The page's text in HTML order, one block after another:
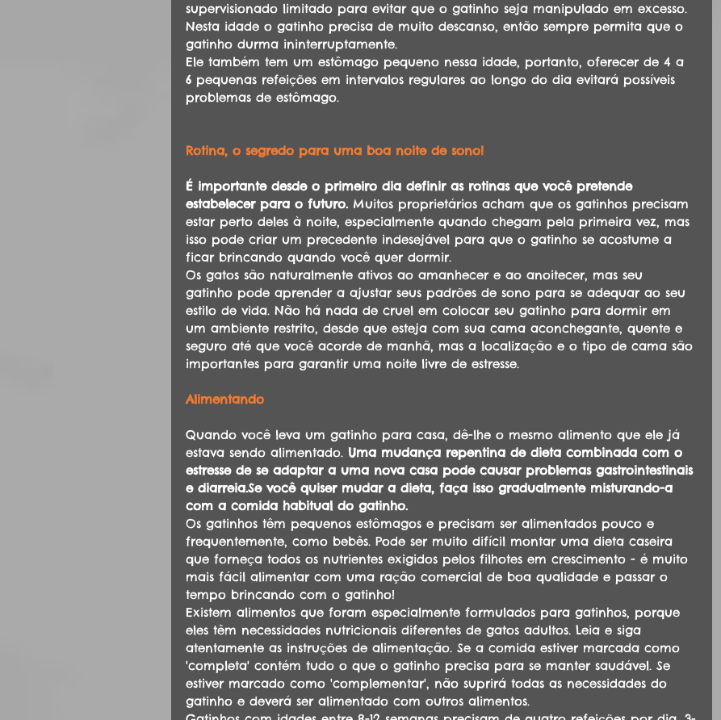
supervisionado limitado para evitar que o gatinho seja manipulado em excesso.
Nesta idade o gatinho precisa de muito descanso, então sempre permita que o
gatinho durma ininterruptamente.
Ele também tem um estômago pequeno nessa idade, portanto, oferecer de 4 a
6 pequenas refeições em intervalos regulares ao longo do dia evitará possíveis
problemas de estômago.
Rotina, o segredo para uma boa noite de sono!
É importante desde o primeiro dia definir as rotinas que você pretende
estabelecer para o futuro. Muitos proprietários acham que os gatinhos precisam
estar perto deles à noite, especialmente quando chegam pela primeira vez, mas
isso pode criar um precedente indesejável para que o gatinho se acostume a
ficar brincando quando você quer dormir.
Os gatos são naturalmente ativos ao amanhecer e ao anoitecer, mas seu
gatinho pode aprender a ajustar seus padrões de sono para se adequar ao seu
estilo de vida. Não há nada de cruel em colocar seu gatinho para dormir em
um ambiente restrito, desde que esteja com sua cama aconchegante, quente e
seguro até que você acorde de manhã, mas a localização e o tipo de cama são
importantes para garantir uma noite livre de estresse.
Alimentando
Quando você leva um gatinho para casa, dê-lhe o mesmo alimento que ele já
estava sendo alimentado. Uma mudança repentina de dieta combinada com o
estresse de se adaptar a uma nova casa pode causar problemas gastrointestinais
e diarreia.Se você quiser mudar a dieta, faça isso gradualmente misturando-a
com a comida habitual do gatinho.
Os gatinhos têm pequenos estômagos e precisam ser alimentados pouco e
frequentemente, como bebês. Pode ser muito difícil montar uma dieta caseira
que forneça todos os nutrientes exigidos pelos filhotes em crescimento - é muito
mais fácil alimentar com uma ração comercial de boa qualidade e passar o
tempo brincando com o gatinho!
Existem alimentos que foram especialmente formulados para gatinhos, porque
eles têm necessidades nutricionais diferentes de gatos adultos. Leia e siga
atentamente as instruções de alimentação. Se a comida estiver marcada como
'completa' contém tudo o que o gatinho precisa para se manter saudável. Se
estiver marcado como 'complementar', não suprirá todas as necessidades do
gatinho e deverá ser alimentado com outros alimentos.